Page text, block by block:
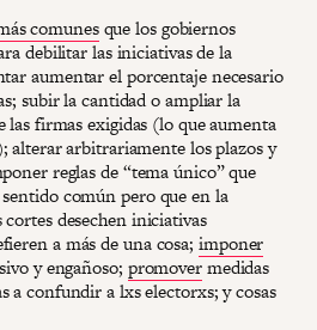
comunesque los gobiernos
debilitar las iniciativas de la
aumentar el porcentaje necesario
subir la cantidad o ampliar la
las firmas exigidas (lo que aumenta
alterar arbitrariamente los plazos y
reglas de “tema único” que
común pero que en la
desechen iniciativas
a más de una cosa; imponer
y engañoso; promovermedidas
a confundir a lxs electorxs; y cosas